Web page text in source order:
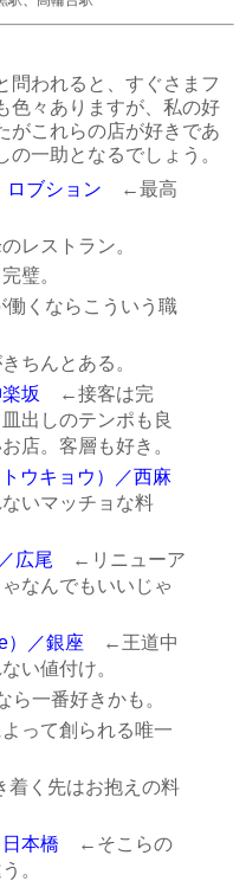
問われると、すぐさまフ
色々ありますが、私の好
がこれらの店が好きであ
一助となるでしょう。
ロブション ←最高
レストラン。
璧。
くならこういう職
ちんとある。
坂 ←接客は完
出しのテンポも良
店。客層も好き。
ウキョウ）／西麻
いマッチョな料
広尾 ←リニューア
なんでもいいじゃ
）／銀座 ←王道中
い値付け。
一番好きかも。
て創られる唯一
く先はお抱えの料
本橋 ←そこらの
。